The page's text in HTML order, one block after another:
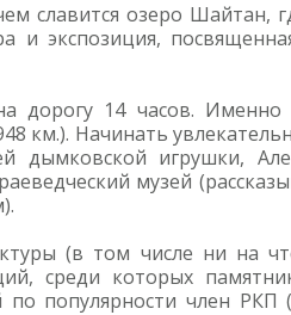
славится озеро Шайтан,
экспозиция,
14 часов. Именно
км.). Начинать
игрушки,
музей
(в том числе ни на
среди которых
популярности член РКП